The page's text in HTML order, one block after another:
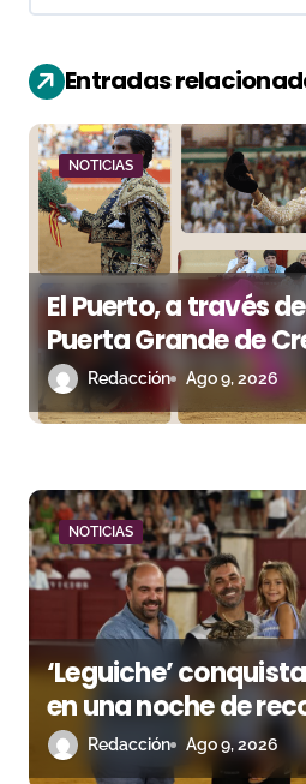
i
ó
n
d
e
e
n
r
d
a
Entradas
NOTICIAS
El Puerto, a través
Puerta Grande de
aroma de Morante
Redacción Ago 9, 2026
NOTICIAS
‘Leguiche’
en una noche de
y gran ambiente
Redacción Ago 9, 2026